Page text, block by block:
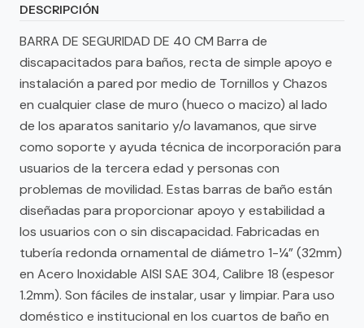
DESCRIPCIÓN
BARRA DE SEGURIDAD DE 40 CM Barra de
discapacitados para baños, recta de simple apoyo e
instalación a pared por medio de Tornillos y Chazos
en cualquier clase de muro (hueco o macizo) al lado
de los aparatos sanitario y/o lavamanos, que sirve
como soporte y ayuda técnica de incorporación para
usuarios de la tercera edad y personas con
problemas de movilidad. Estas barras de baño están
diseñadas para proporcionar apoyo y estabilidad a
los usuarios con o sin discapacidad. Fabricadas en
tubería redonda ornamental de diámetro 1-¼” (32mm)
en Acero Inoxidable AISI SAE 304, Calibre 18 (espesor
1.2mm). Son fáciles de instalar, usar y limpiar. Para uso
doméstico e institucional en los cuartos de baño en